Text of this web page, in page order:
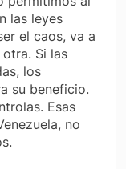
las leyes
el caos, va a
Si las
los
su beneficio.
Esas
no